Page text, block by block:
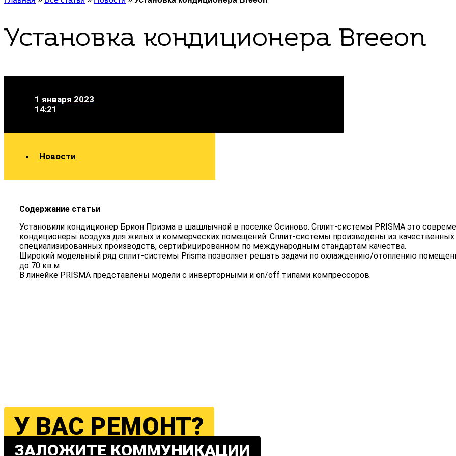
Установка кондиционера Breeon
1 января 2023
14:21
Новости
Содержание статьи
Установили кондиционер Брион Призма в шашлычной в поселке Осиново. Сплит-системы PRISMA это
кондиционеры воздуха для жилых и коммерческих помещений. Сплит-системы произведены из
специализированных производств, сертифицированном по международным стандартам качества.
Широкий модельный ряд сплит-системы Prisma позволяет решать задачи по охлаждению/отоплению
до 70 кв.м
В линейке PRISMA представлены модели с инверторными и on/off типами компрессоров.
У ВАС РЕМОНТ?
ЗАЛОЖИТЕ КОММУНИКАЦИИ